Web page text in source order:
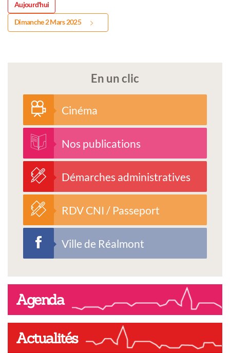
Aujourd'hui
Dimanche 2 Mars 2025
En un clic
Cinéma
Nos publications
Démarches administratives
RDV CNI / Passeport
Ville de Réalmont
Agenda
Actualités